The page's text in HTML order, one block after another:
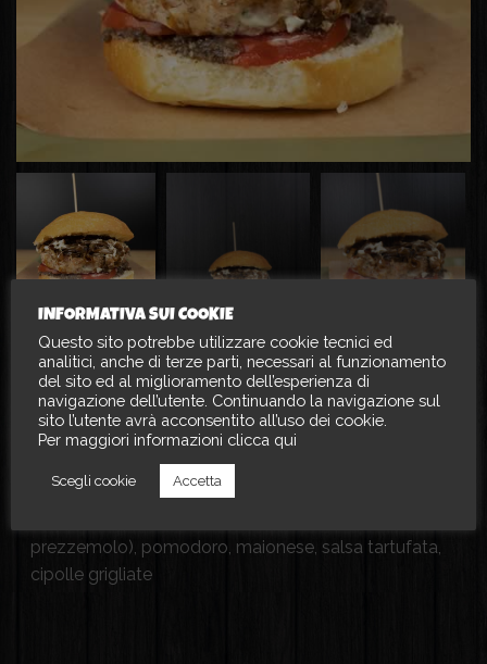
Mr. Bean
€10.00
prezzemolo), pomodoro, maionese, salsa tartufata,
cipolle grigliate
INFORMATIVA SUI COOKIE
Questo sito potrebbe utilizzare cookie tecnici ed
analitici, anche di terze parti, necessari al funzionamento
del sito ed al miglioramento dell’esperienza di
navigazione dell’utente. Continuando la navigazione sul
sito l’utente avrà acconsentito all’uso dei cookie.
Per maggiori informazioni clicca qui
Scegli cookie Accetta